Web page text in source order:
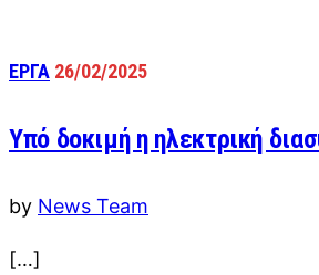
ΕΡΓΑ 26/02/2025
Υπό δοκιμή η ηλεκτρική
by News Team
[…]